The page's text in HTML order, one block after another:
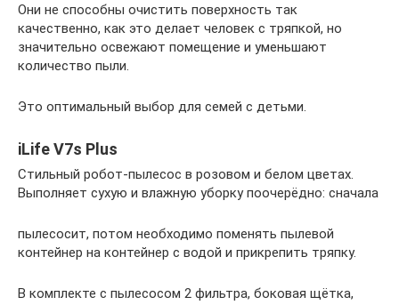
Они не способны очистить поверхность так
качественно, как это делает человек с тряпкой, но
значительно освежают помещение и уменьшают
количество пыли.
Это оптимальный выбор для семей с детьми.
iLife V7s Plus
Стильный робот-пылесос в розовом и белом цветах.
Выполняет сухую и влажную уборку поочерёдно: сначала
пылесосит, потом необходимо поменять пылевой
контейнер на контейнер с водой и прикрепить тряпку.
В комплекте с пылесосом 2 фильтра, боковая щётка,